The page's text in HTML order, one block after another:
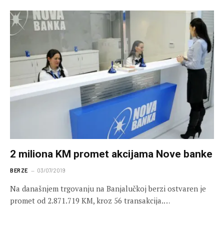
2 miliona KM promet akcijama Nove banke
BERZE 03/07/2019
Na današnjem trgovanju na Banjalučkoj berzi ostvaren je
promet od 2.871.719 KM, kroz 56 transakcija.…